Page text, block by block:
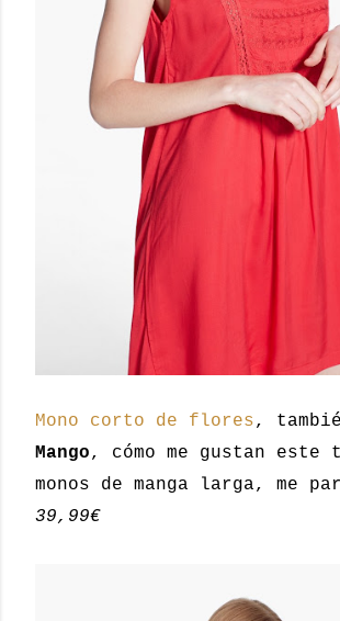
Mono corto de flores,
Mango, cómo me gustan este
monos de manga larga, me
39,99€